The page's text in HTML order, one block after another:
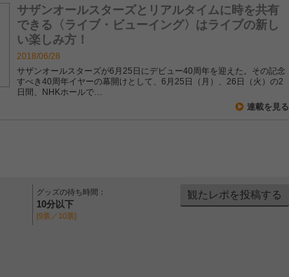
サザンオールスターズとリアルタイムに時を共有
できる〈ライブ・ビューイング〉はライブの新し
い楽しみ方！
2018/06/28
サザンオールスターズが6月25日にデビュー40周年を迎えた。その記念
すべき40周年イヤーの幕開けとして、6月25日（月）、26日（火）の2
日間、NHKホールで…
連載を見る
グッズの待ち時間：
10分以下
[9票／10票]
観たレポを投稿する